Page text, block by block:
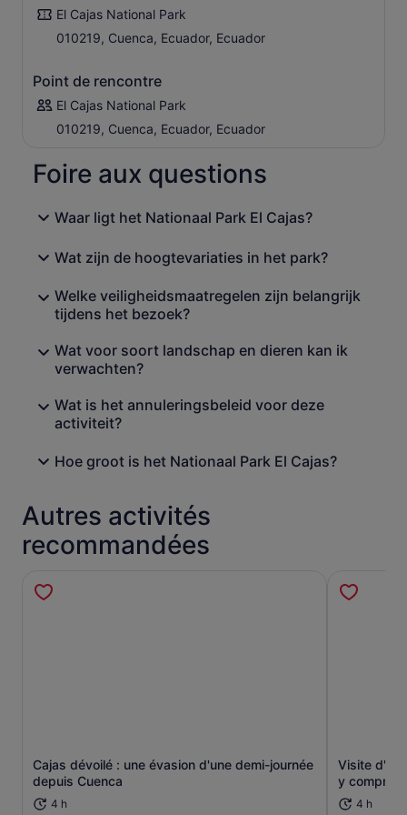
El Cajas National Park
010219, Cuenca, Ecuador, Ecuador
Point de rencontre
El Cajas National Park
010219, Cuenca, Ecuador, Ecuador
Foire aux questions
Waar ligt het Nationaal Park El Cajas?
Wat zijn de hoogtevariaties in het park?
Welke veiligheidsmaatregelen zijn belangrijk
tijdens het bezoek?
Wat voor soort landschap en dieren kan ik
verwachten?
Wat is het annuleringsbeleid voor deze
activiteit?
Hoe groot is het Nationaal Park El Cajas?
Autres activités
recommandées
Cajas dévoilé : une évasion d'une demi-journée
depuis Cuenca
4 h
S’ouvre dans un nouvel onglet.
Visite
y compris
4 h